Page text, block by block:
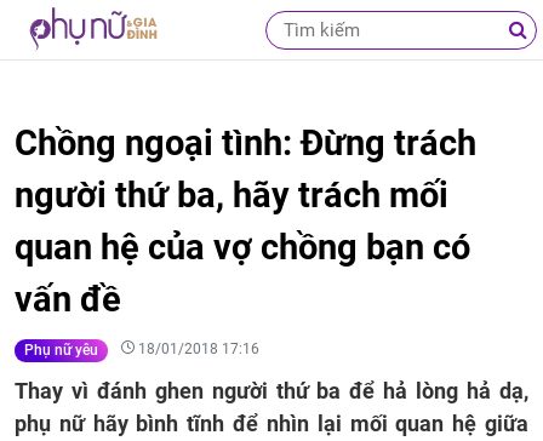
Chồng ngoại tình: Đừng trách
người thứ ba, hãy trách mối
quan hệ của vợ chồng bạn có
vấn đề
Phụ nữ yêu 18/01/2018 17:16
Thay vì đánh ghen người thứ ba để hả lòng hả dạ,
phụ nữ hãy bình tĩnh để nhìn lại mối quan hệ giữa